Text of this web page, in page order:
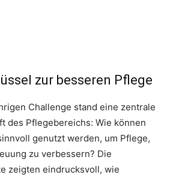
zur besseren Pflege
Challenge stand eine zentrale
des Pflegebereichs: Wie können
genutzt werden, um Pflege,
zu verbessern? Die
zeigten eindrucksvoll, wie